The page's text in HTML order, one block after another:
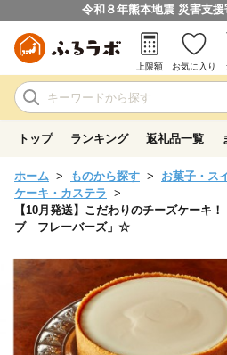
令和８年熊本地震 災害支
上限額 お気に入り
トップ ランキング 返礼品一覧
ホーム ものから探す
お菓子・ス
ケーキ・カステラ
【10月発送】こだわりのチーズケーキ
ブ フレーバーズ」☆